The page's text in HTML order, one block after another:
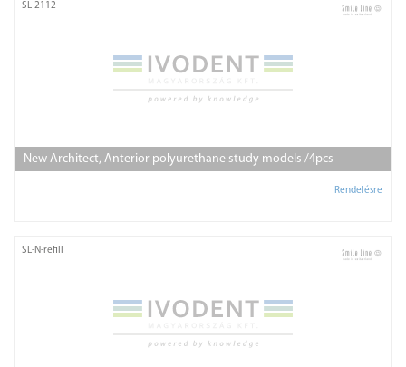
SL-2112
New Architect, Anterior polyurethane study models /4pcs
Rendelésre
SL-N-refill